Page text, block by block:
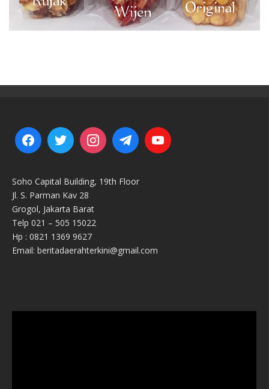
Soho Capital Building, 19th Floor
Jl. S. Parman Kav 28
Grogol, Jakarta Barat
Telp 021 – 505 15022
Hp : 0821 1369 9627
Email: beritadaerahterkini@gmail.com